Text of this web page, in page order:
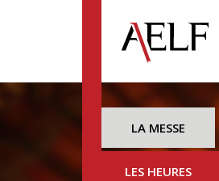
LA MESSE
LES HEURES